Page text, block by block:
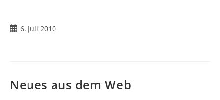
Beitrag
6. Juli 2010
Neues aus dem Web